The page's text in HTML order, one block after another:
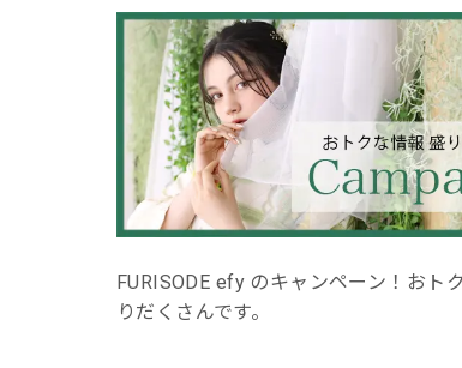
FURISODE efy の最新カタログはこち